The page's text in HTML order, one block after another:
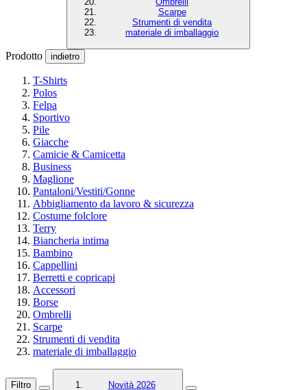
Scarpe
Strumenti di vendita
materiale di imballaggio
Prodotto indietro
T-Shirts
Polos
Felpa
Sportivo
Pile
Giacche
Camicie & Camicetta
Business
Maglione
Pantaloni/Vestiti/Gonne
Abbigliamento da lavoro & sicurezza
Costume folclore
Terry
Biancheria intima
Bambino
Cappellini
Berretti e copricapi
Accessori
Borse
Ombrelli
Scarpe
Strumenti di vendita
materiale di imballaggio
Filtro
Novità 2026